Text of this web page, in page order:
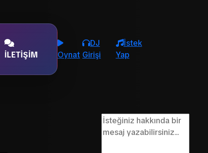
İLETIŞIM Oynat
DJ
Girişi
İstek
Yap